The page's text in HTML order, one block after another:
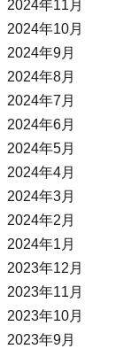
2024年11月
2024年10月
2024年9月
2024年8月
2024年7月
2024年6月
2024年5月
2024年4月
2024年3月
2024年2月
2024年1月
2023年12月
2023年11月
2023年10月
2023年9月